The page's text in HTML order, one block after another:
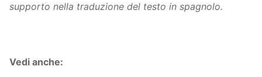
supporto nella traduzione del testo in spagnolo.
Vedi anche: